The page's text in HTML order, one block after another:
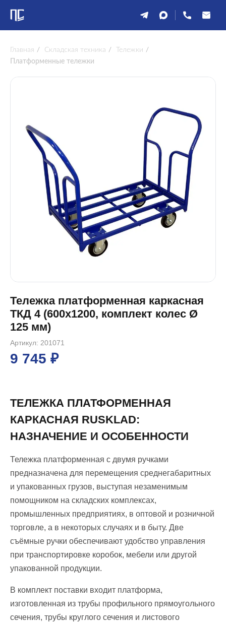
Главная / Складская техника / Тележки /
Платформенные тележки
Тележка платформенная каркасная
ТКД 4 (600x1200, комплект колес Ø
125 мм)
Артикул: 201071
9 745 ₽
ТЕЛЕЖКА ПЛАТФОРМЕННАЯ
КАРКАСНАЯ RUSKLAD:
НАЗНАЧЕНИЕ И ОСОБЕННОСТИ
Тележка платформенная с двумя ручками
предназначена для перемещения среднегабаритных
и упакованных грузов, выступая незаменимым
помощником на складских комплексах,
промышленных предприятиях, в оптовой и розничной
торговле, а в некоторых случаях и в быту. Две
съёмные ручки обеспечивают удобство управления
при транспортировке коробок, мебели или другой
упакованной продукции.
В комплект поставки входит платформа,
изготовленная из трубы профильного прямоугольного
сечения, трубы круглого сечения и листового